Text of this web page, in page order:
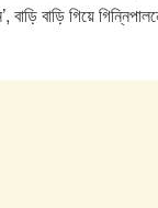
বাড়ি গিয়ে